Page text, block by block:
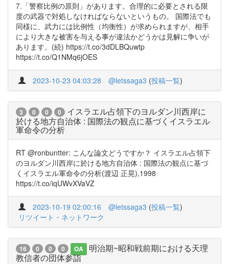
7.「警察比例の原則」があります。合理的に必要とされる限
度の武器で対処しなければならないというもの。 国際法でも
同様に、武力には比例性（均衡性）が求められますが、相手
により大きな被害を与える事が違法かどうかは見解に争いが
あります。(続) https://t.co/3dDLBQuwtp
https://t.co/Q1NMq6jOES
2023-10-23 04:03:28 @letssaga3 (投稿一覧)
3 0 0 0
イスラエル占領下のヨルダン川西岸に
於ける地方自治体 : 国際法の観点に基づくイスラエル
軍命令の分析
RT @ronbuntter: こんな論文どうですか？ イスラエル占領下
のヨルダン川西岸に於ける地方自治体 : 国際法の観点に基づ
くイスラエル軍命令の分析(渡辺 正晃),1998
https://t.co/iqUWvXVaVZ
2023-10-19 02:00:16 @letssaga3 (投稿一覧)
リツイート・ネットワーク
16 0 0 0 OA
明治期~昭和戦前期における天理
教信者の団体参詣